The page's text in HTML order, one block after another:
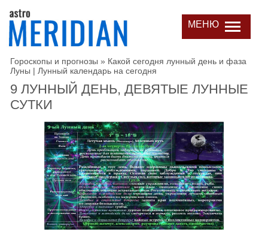
МЕНЮ
Гороскопы и прогнозы » Какой сегодня лунный день и фаза
Луны | Лунный календарь на сегодня
9 ЛУННЫЙ ДЕНЬ, ДЕВЯТЫЕ ЛУННЫЕ
СУТКИ